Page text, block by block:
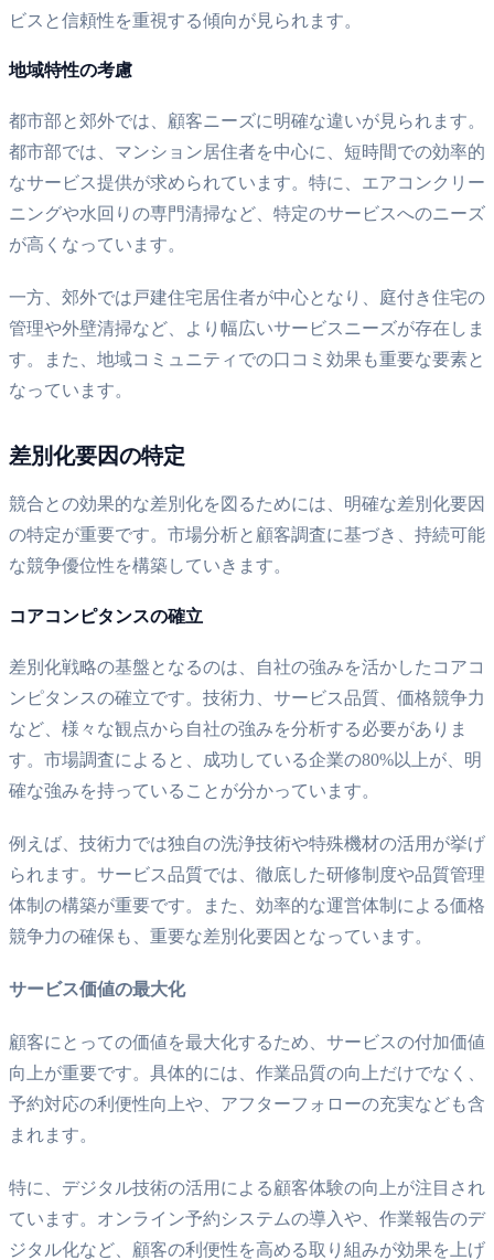
ビスと信頼性を重視する傾向が見られます。
地域特性の考慮
都市部と郊外では、顧客ニーズに明確な違いが見られます。
都市部では、マンション居住者を中心に、短時間での効率的
なサービス提供が求められています。特に、エアコンクリー
ニングや水回りの専門清掃など、特定のサービスへのニーズ
が高くなっています。
一方、郊外では戸建住宅居住者が中心となり、庭付き住宅の
管理や外壁清掃など、より幅広いサービスニーズが存在しま
す。また、地域コミュニティでの口コミ効果も重要な要素と
なっています。
差別化要因の特定
競合との効果的な差別化を図るためには、明確な差別化要因
の特定が重要です。市場分析と顧客調査に基づき、持続可能
な競争優位性を構築していきます。
コアコンピタンスの確立
差別化戦略の基盤となるのは、自社の強みを活かしたコアコ
ンピタンスの確立です。技術力、サービス品質、価格競争力
など、様々な観点から自社の強みを分析する必要がありま
す。市場調査によると、成功している企業の80%以上が、明
確な強みを持っていることが分かっています。
例えば、技術力では独自の洗浄技術や特殊機材の活用が挙げ
られます。サービス品質では、徹底した研修制度や品質管理
体制の構築が重要です。また、効率的な運営体制による価格
競争力の確保も、重要な差別化要因となっています。
サービス価値の最大化
顧客にとっての価値を最大化するため、サービスの付加価値
向上が重要です。具体的には、作業品質の向上だけでなく、
予約対応の利便性向上や、アフターフォローの充実なども含
まれます。
特に、デジタル技術の活用による顧客体験の向上が注目され
ています。オンライン予約システムの導入や、作業報告のデ
ジタル化など、顧客の利便性を高める取り組みが効果を上げ